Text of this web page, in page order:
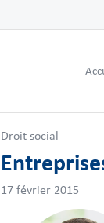
Droit social
17 février 2015